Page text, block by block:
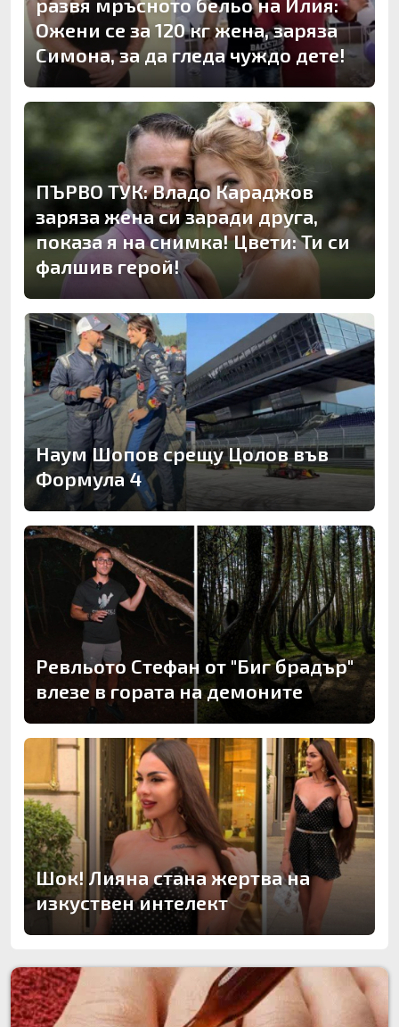
Ожени се за 120 кг жена, заряза
Симона, за да гледа чуждо дете!
ПЪРВО ТУК: Владо Караджов
заряза жена си заради друга,
показа я на снимка! Цвети: Ти си
фалшив герой!
Наум Шопов срещу Цолов във
Формула 4
Ревльото Стефан от "Биг брадър"
влезе в гората на демоните
Шок! Лияна стана жертва на
изкуствен интелект